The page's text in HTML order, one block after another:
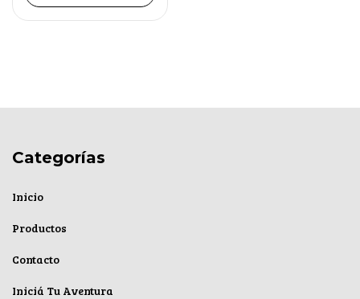
Categorías
Inicio
Productos
Contacto
Iniciá Tu Aventura